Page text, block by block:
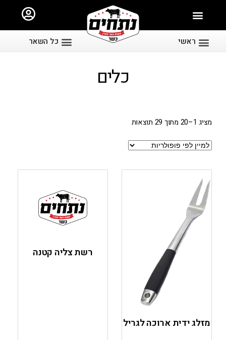
ראשי כל השאר
כלים
מציג 1–20 מתוך 29 תוצאות
מזלג ידית ארוכה לגריל
רשת צליה קטנה